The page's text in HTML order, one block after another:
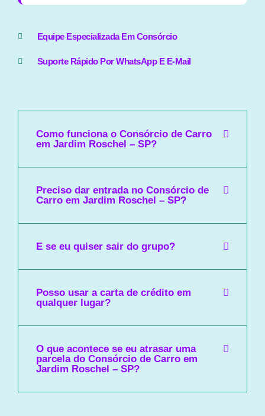
Equipe Especializada Em Consórcio
Suporte Rápido Por WhatsApp E E-Mail
Como funciona o Consórcio de Carro
em Jardim Roschel – SP?
Preciso dar entrada no Consórcio de
Carro em Jardim Roschel – SP?
E se eu quiser sair do grupo?
Posso usar a carta de crédito em
qualquer lugar?
O que acontece se eu atrasar uma
parcela do Consórcio de Carro em
Jardim Roschel – SP?